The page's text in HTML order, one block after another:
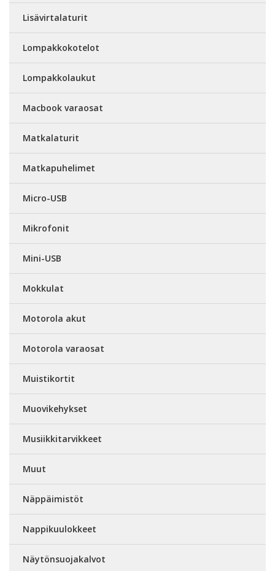
Lisävirtalaturit
Lompakkokotelot
Lompakkolaukut
Macbook varaosat
Matkalaturit
Matkapuhelimet
Micro-USB
Mikrofonit
Mini-USB
Mokkulat
Motorola akut
Motorola varaosat
Muistikortit
Muovikehykset
Musiikkitarvikkeet
Muut
Näppäimistöt
Nappikuulokkeet
Näytönsuojakalvot